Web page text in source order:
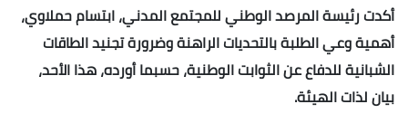
أكدت رئيسة المرصد الوطني للمجتمع المدني، ابتسام حملاوي،
أهمية وعي الطلبة بالتحديات الراهنة وضرورة تجنيد الطاقات
الشبانية للدفاع عن الثوابت الوطنية، حسبما أورده، هذا الأحد،
بيان لذات الهيئة.